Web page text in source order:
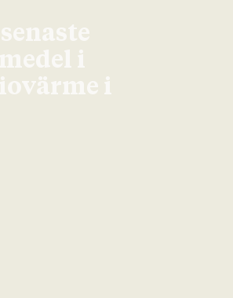
i
i